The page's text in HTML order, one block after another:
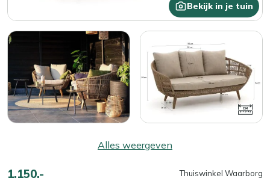
Bekijk in je tuin
Alles weergeven
1.150,- Thuiswinkel Waarborg